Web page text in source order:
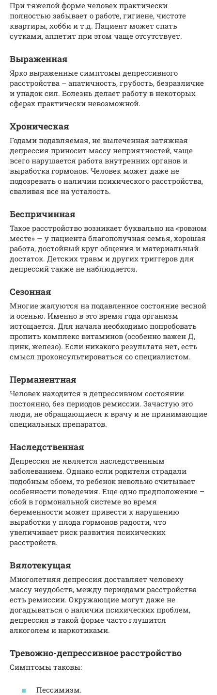
При тяжелой форме человек практически
полностью забывает о работе, гигиене, чистоте
квартиры, хобби и т.д. Пациент может спать
сутками, аппетит при этом чаще отсутствует.
Выраженная
Ярко выраженные симптомы депрессивного
расстройства – апатичность, грубость, безразличие
и упадок сил. Болезнь делает работу в некоторых
сферах практически невозможной.
Хроническая
Годами подавляемая, не вылеченная затяжная
депрессия приносит массу неприятностей, чаще
всего нарушается работа внутренних органов и
выработка гормонов. Человек может даже не
подозревать о наличии психического расстройства,
сваливая все на усталость.
Беспричинная
Такое расстройство возникает буквально на «ровном
месте» — у пациента благополучная семья, хорошая
работа, достойный круг общения и материальный
достаток. Детских травм и других триггеров для
депрессий также не наблюдается.
Сезонная
Многие жалуются на подавленное состояние весной
и осенью. Именно в это время года организм
истощается. Для начала необходимо попробовать
пропить комплекс витаминов (особенно важен Д,
цинк, железо). Если никакого результата нет, есть
смысл проконсультироваться со специалистом.
Перманентная
Человек находится в депрессивном состоянии
постоянно, без периодов ремиссии. Зачастую это
люди, не обращающиеся к врачу и не принимающие
специальных препаратов.
Наследственная
Депрессия не является наследственным
заболеванием. Однако если родители страдали
подобным сбоем, то ребенок невольно считывает
особенности поведения. Еще одно предположение –
сбой в гормональной системе во время
беременности может привести к нарушению
выработки у плода гормонов радости, что
увеличивает риск развития психических
расстройств.
Вялотекущая
Многолетняя депрессия доставляет человеку
массу неудобств, между периодами расстройства
есть ремиссии. Окружающие могут даже не
догадываться о наличии психических проблем,
депрессия в такой форме часто глушится
алкоголем и наркотиками.
Тревожно-депрессивное расстройство
Симптомы таковы:
Пессимизм.